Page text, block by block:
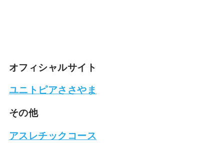
オフィシャルサイト
ユニトピアささやま
その他
アスレチックコース